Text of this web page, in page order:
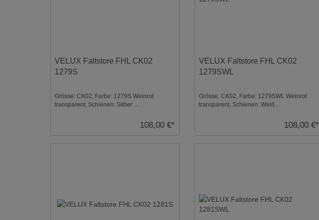
VELUX Faltstore FHL CK02
1279S
Grösse: CK02, Farbe: 1279S Weinrot
transparent, Schienen: Silber ...
108,00 €*
VELUX Faltstore FHL CK02
1279SWL
Grösse: CK02, Farbe: 1279SWL Weinrot
transparent, Schienen: Weiß ...
108,00 €*